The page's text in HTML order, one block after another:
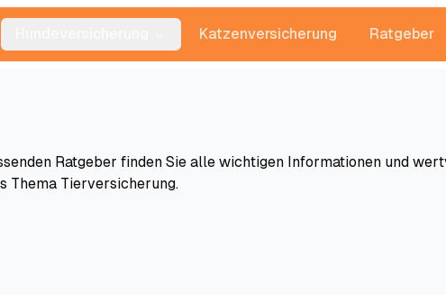
Katzenversicherung Ratgeber
Ratgeber finden Sie alle wichtigen Informationen und
Thema Tierversicherung.